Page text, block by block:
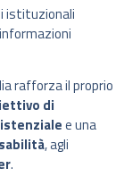
istituzionali
rafforza il proprio
di
e una
, agli
.